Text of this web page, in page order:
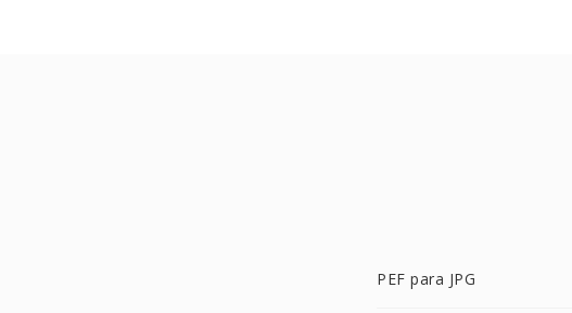
PEF para JPG